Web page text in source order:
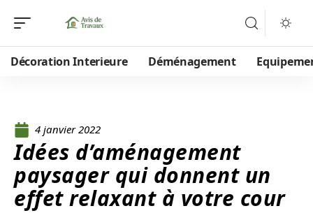
Décoration Interieure Déménagement
4 janvier 2022
Idées d’aménagement
paysager qui donnent un
effet relaxant à votre cour